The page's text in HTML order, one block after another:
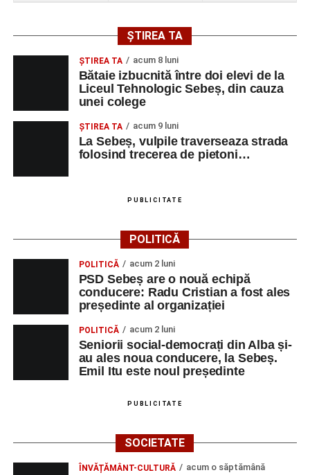
ȘTIREA TA
ŞTIREA TA acum 8 luni
Bătaie izbucnită între doi elevi de la
Liceul Tehnologic Sebeș, din cauza
unei colege
ŞTIREA TA acum 9 luni
La Sebeș, vulpile traverseaza strada
folosind trecerea de pietoni…
PUBLICITATE
POLITICĂ
POLITICĂ acum 2 luni
PSD Sebeș are o nouă echipă
conducere: Radu Cristian a fost ales
președinte al organizației
POLITICĂ acum 2 luni
Seniorii social-democrați din Alba și-
au ales noua conducere, la Sebeș.
Emil Itu este noul președinte
PUBLICITATE
SOCIETATE
ÎNVĂȚĂMÂNT-CULTURĂ acum o săptămână